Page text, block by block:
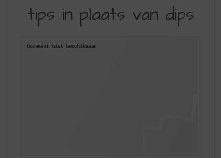
BORRELS:
TIPS
IN
tips in plaats van dips